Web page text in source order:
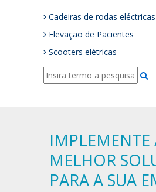
Cadeiras de rodas eléctricas
Elevação de Pacientes
Scooters elétricas
IMPLEMENTE
MELHOR
PARA A SUA